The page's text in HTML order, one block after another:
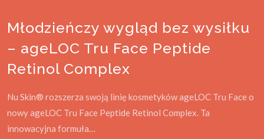
Młodzieńczy wygląd bez wysiłku
– ageLOC Tru Face Peptide
Retinol Complex
Nu Skin® rozszerza swoją linię kosmetyków ageLOC Tru Face o
nowy ageLOC Tru Face Peptide Retinol Complex. Ta
innowacyjna formuła…